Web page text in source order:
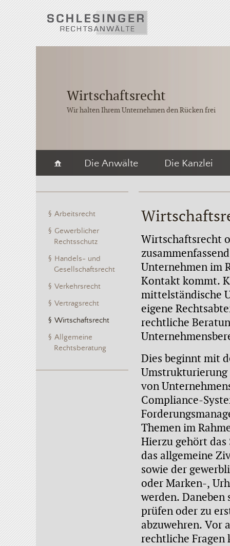
Wirtschaftsrecht
Wir halten Ihrem Unternehmen den Rücken frei
Die Anwälte Die Kanzlei
Arbeitsrecht
Gewerblicher
Rechtsschutz
Handels- und
Gesellschaftsrecht
Verkehrsrecht
Vertragsrecht
Wirtschaftsrecht
Allgemeine
Rechtsberatung
Wirtschaftsrecht
Unternehmen im
Kontakt kommt.
mittelständische
eigene
rechtliche
Dies beginnt mit
Umstrukturierung
von
Compliance-
Themen im
Hierzu gehört
das allgemeine
sowie der
oder Marken-,
werden. Daneben
prüfen oder zu
abzuwehren. Vor
rechtliche